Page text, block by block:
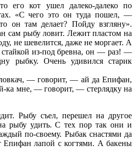
его кот ушел далеко-далеко по
«С чего это он туда пошел, —
он там делает? Пойду взгляну».
сам рыбу ловит. Лежит пластом на
не шевелится, даже не моргает. А
из-под бревна, он — раз! —
рыбку. Очень удивился старик
— говорит, — ай да Епифан,
ка мне, — говорит, — стерлядку на
Рыбу съел, перешел на другое
рыбу удить. С тех пор так они и
по-своему. Рыбак снастями да
Епифан лапой с когтями. А бакены